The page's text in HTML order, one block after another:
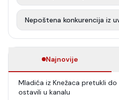
Nepoštena konkurencija iz
Najnovije
Mladića iz Knežaca pretukli
ostavili u kanalu